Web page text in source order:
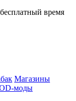
время
Магазины
моды